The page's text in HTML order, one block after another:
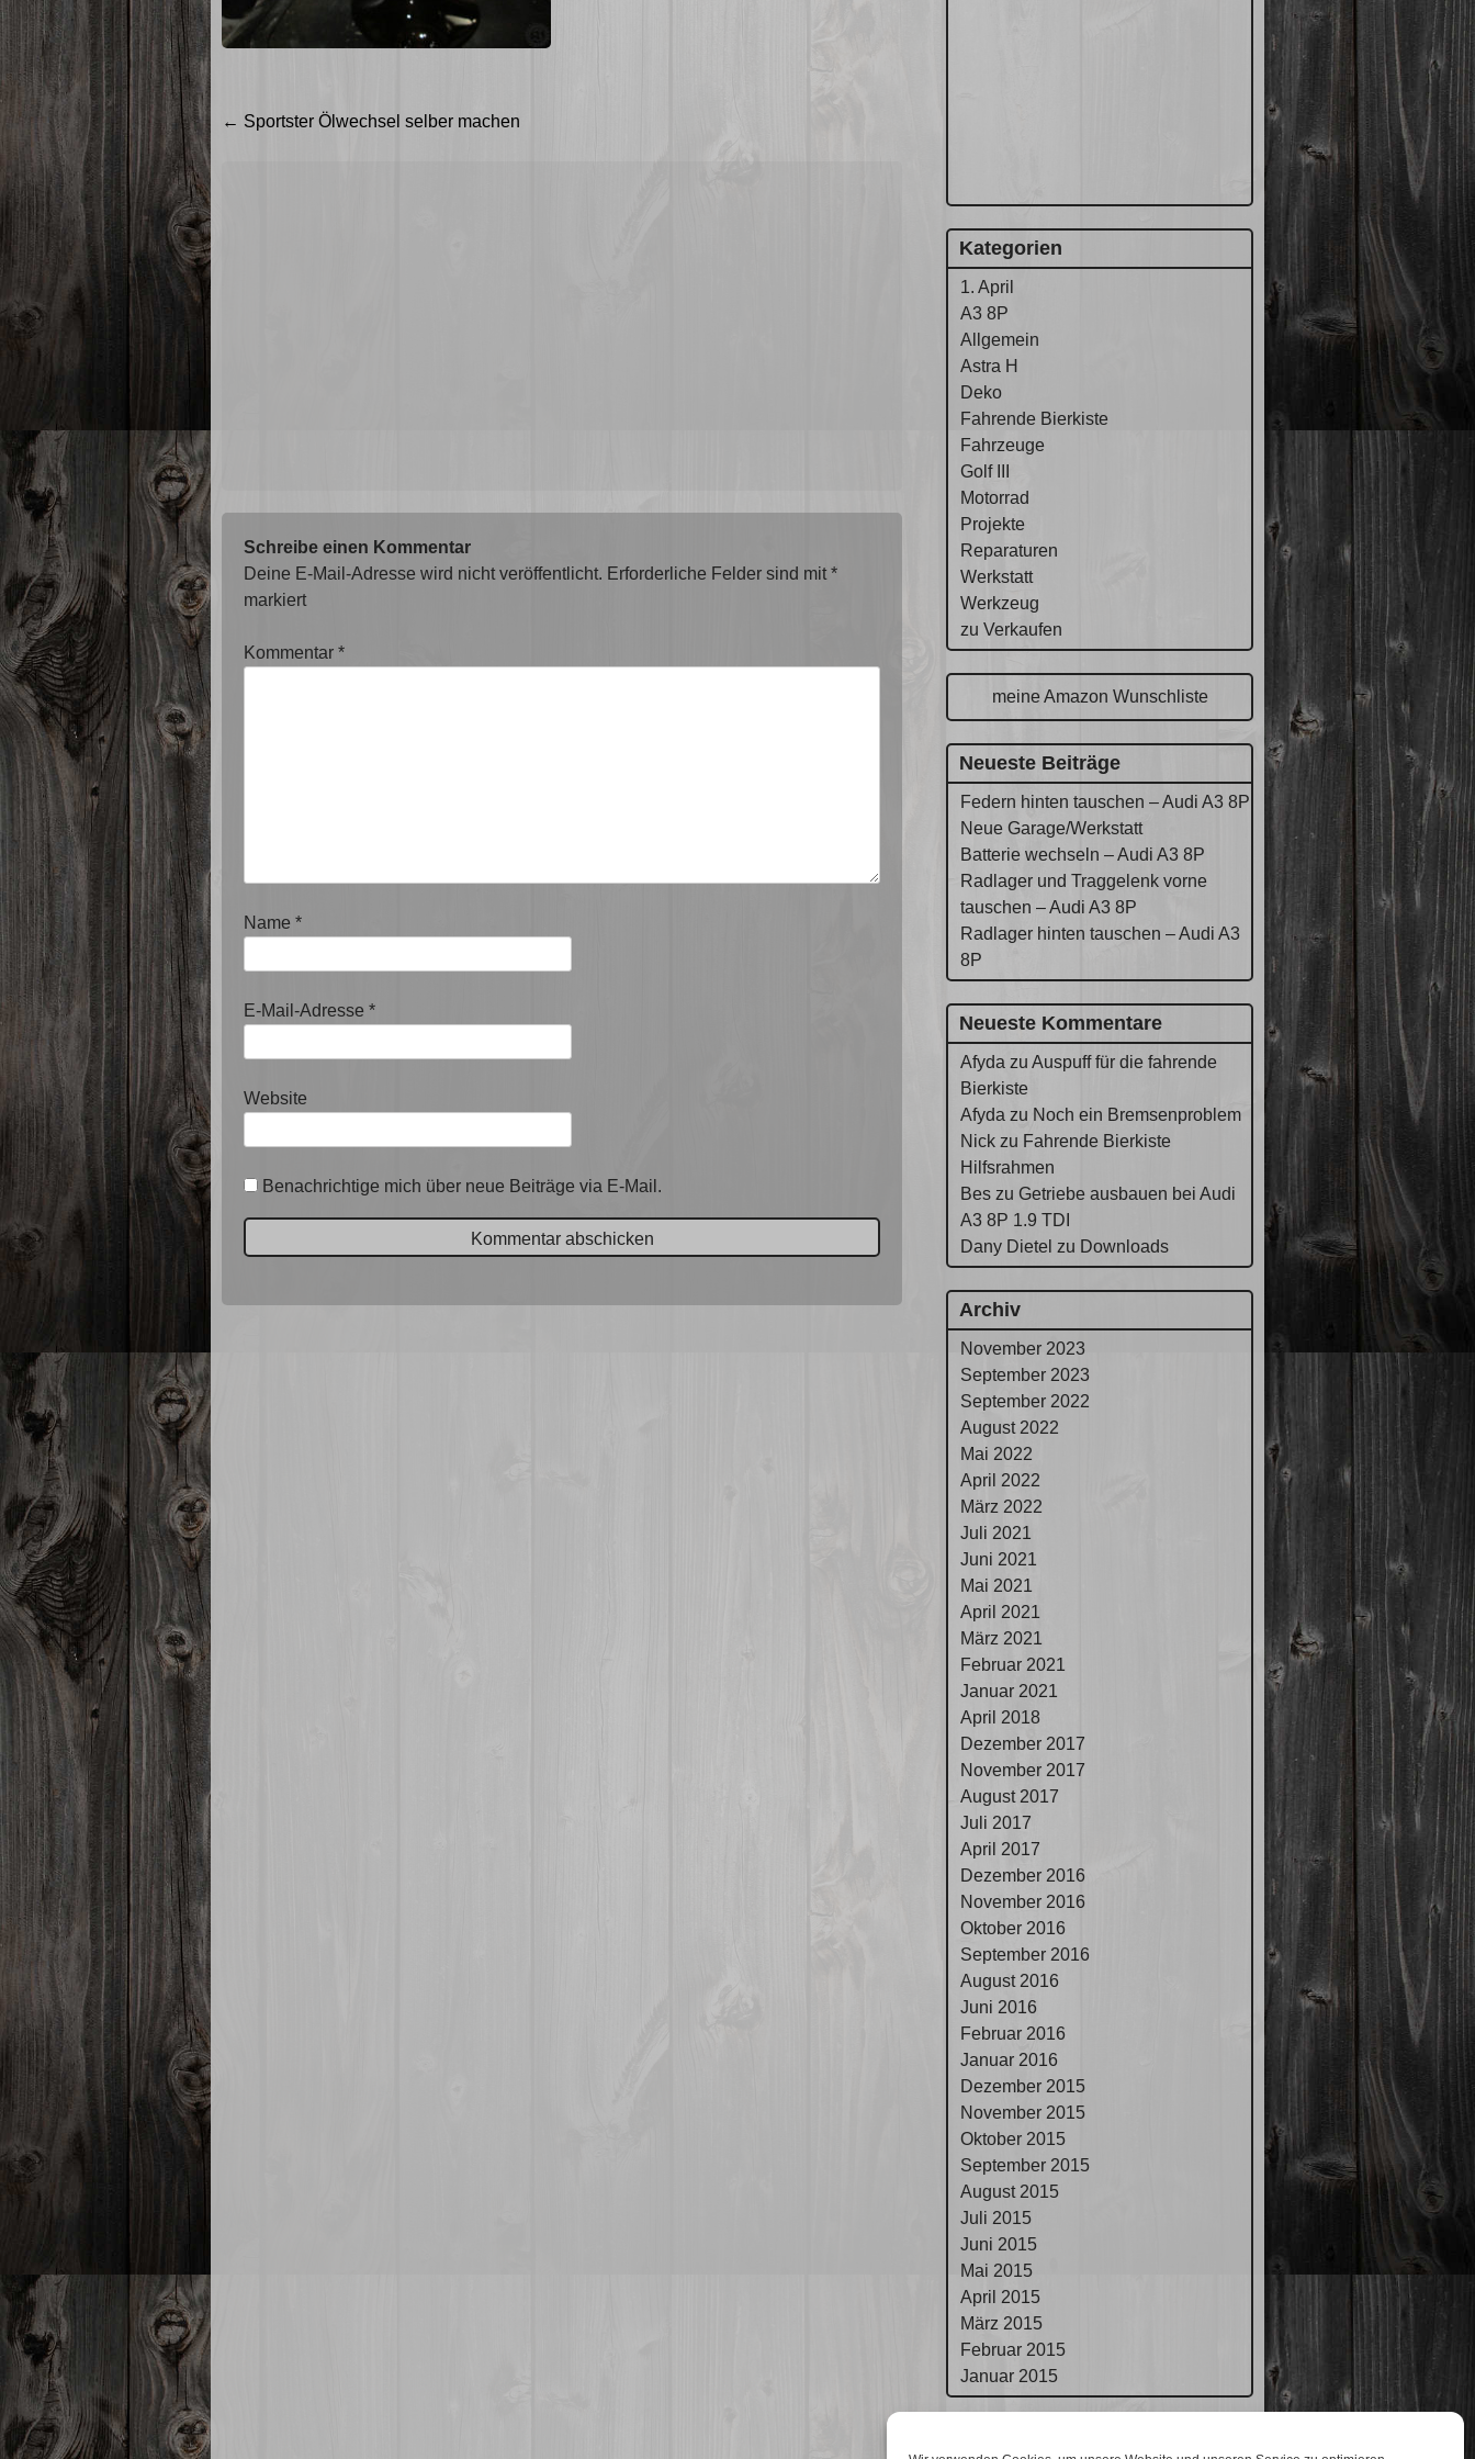
Beitragsnavigation
← Sportster Ölwechsel selber machen
Schreibe einen Kommentar
Deine E-Mail-Adresse wird nicht veröffentlicht. Erforderliche Felder sind mit*
markiert
Kommentar *
Name *
E-Mail-Adresse *
Website
Benachrichtige mich über neue Beiträge via E-Mail.
Kategorien
1. April
A3 8P
Allgemein
Astra H
Deko
Fahrende Bierkiste
Fahrzeuge
Golf III
Motorrad
Projekte
Reparaturen
Werkstatt
Werkzeug
zu Verkaufen
meine Amazon Wunschliste
Neueste Beiträge
Federn hinten tauschen – Audi A3 8P
Neue Garage/Werkstatt
Batterie wechseln – Audi A3 8P
Radlager und Traggelenk vorne
tauschen – Audi A3 8P
Radlager hinten tauschen – Audi A3
8P
Neueste Kommentare
Afyda zu Auspuff für die fahrende
Bierkiste
Afyda zu Noch ein Bremsenproblem
Nick zu Fahrende Bierkiste
Hilfsrahmen
Bes zu Getriebe ausbauen bei Audi
A3 8P 1.9 TDI
Dany Dietel zu Downloads
Archiv
November 2023
September 2023
September 2022
August 2022
Mai 2022
April 2022
März 2022
Juli 2021
Juni 2021
Mai 2021
April 2021
März 2021
Februar 2021
Januar 2021
April 2018
Dezember 2017
November 2017
August 2017
Juli 2017
April 2017
Dezember 2016
November 2016
Oktober 2016
September 2016
August 2016
Juni 2016
Februar 2016
Januar 2016
Dezember 2015
November 2015
Oktober 2015
September 2015
August 2015
Juli 2015
Juni 2015
Mai 2015
April 2015
März 2015
Februar 2015
Januar 2015